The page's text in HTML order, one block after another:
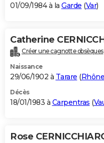
01/09/1984 à la Garde (Var)
Catherine
Créer une cagnotte obsèques
Naissance
29/06/1902 à Tarare (Rhône
Décès
18/01/1983 à Carpentras (
Rose